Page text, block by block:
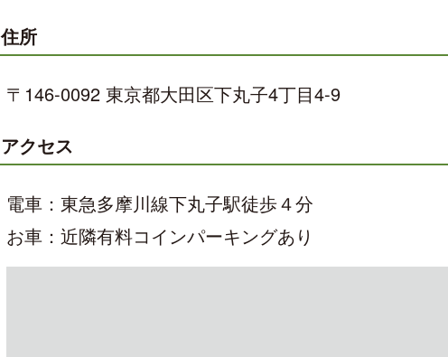
住所
〒146-0092 東京都大田区下丸子4丁目4-9
アクセス
電車：東急多摩川線下丸子駅徒歩４分
お車：近隣有料コインパーキングあり